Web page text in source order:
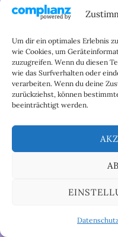
Um dir ein optimales Erlebnis
wie Cookies, um
zuzugreifen. Wenn du diesen
wie das Surfverhalten oder
verarbeiten. Wenn du deine
zurückziehst, können
beeinträchtigt werden.
schau